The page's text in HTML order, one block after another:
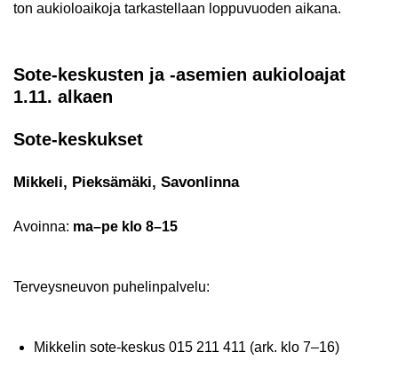
ton au­kio­loai­ko­ja tar­kas­tel­laan lop­pu­vuo­den ai­ka­na.
Sote-​keskusten ja -​asemien au­kio­loa­jat
1.11. al­kaen
Sote-​keskukset
Mik­ke­li, Piek­sä­mä­ki, Sa­von­lin­na
Avoin­na: ma–pe klo 8–15
Ter­veys­neu­von pu­he­lin­pal­ve­lu:
Mik­ke­lin sote-​keskus015 211 411 (ark. klo 7–16)